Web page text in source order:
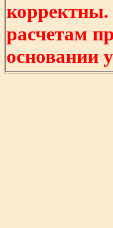
расчетам
основании